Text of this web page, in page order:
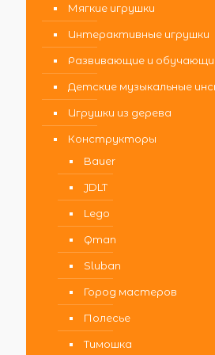
Мягкие игрушки
Интерактивные игрушки
Развивающие и
Детские музыкальные
Игрушки из дерева
Конструкторы
Bauer
JDLT
Lego
Qman
Sluban
Город мастеров
Полесье
Тимошка